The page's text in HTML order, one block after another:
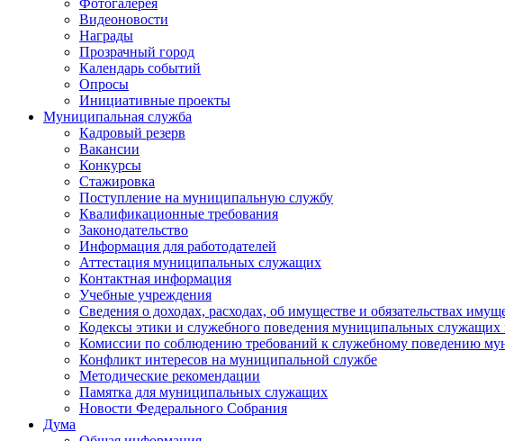
Фотогалерея
Видеоновости
Награды
Прозрачный город
Календарь событий
Опросы
Инициативные проекты
Муниципальная служба
Кадровый резерв
Вакансии
Конкурсы
Стажировка
Поступление на муниципальную службу
Квалификационные требования
Законодательство
Информация для работодателей
Аттестация муниципальных служащих
Контактная информация
Учебные учреждения
Сведения о доходах, расходах, об имуществе и обязательствах
Кодексы этики и служебного поведения муниципальных служащих
Комиссии по соблюдению требований к служебному поведению
Конфликт интересов на муниципальной службе
Методические рекомендации
Памятка для муниципальных служащих
Новости Федерального Cобрания
Дума